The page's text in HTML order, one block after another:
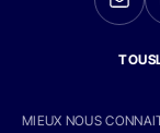
MIEUX NOUS